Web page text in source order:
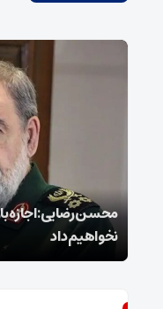
محسن رضایی: اجازه
نخواهیم داد